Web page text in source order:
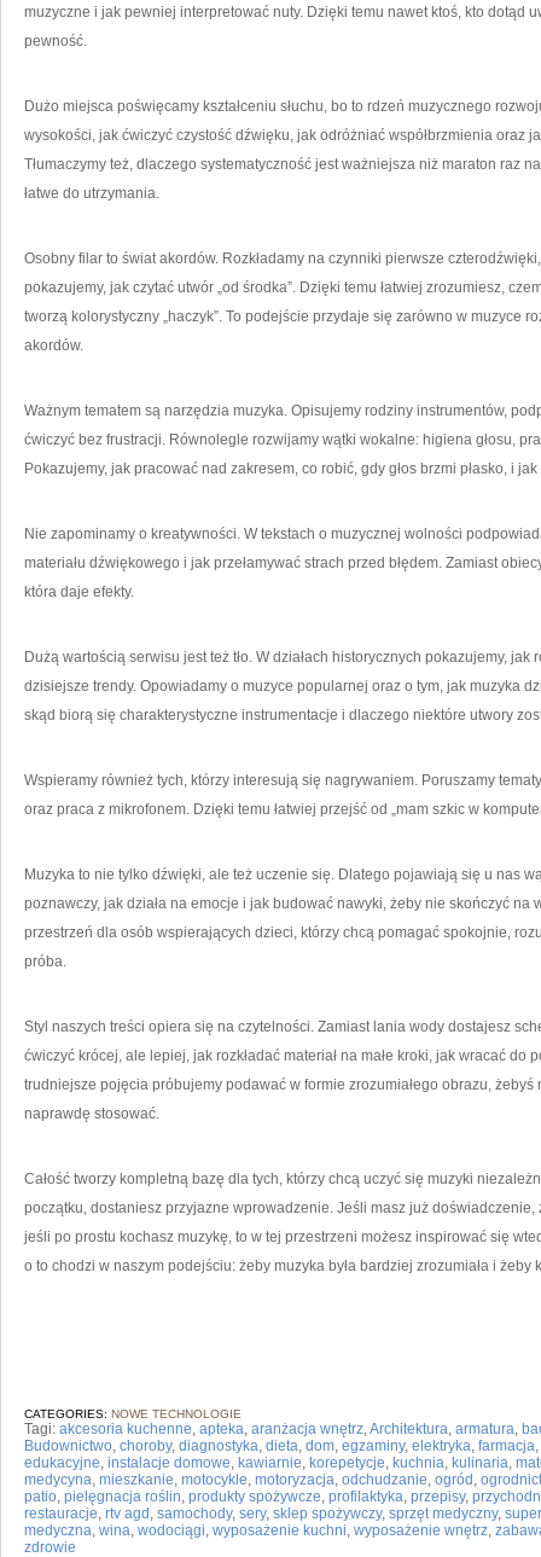
muzyczne i jak pewniej interpretować nuty. Dzięki temu nawet ktoś, kto dotąd
pewność.
Dużo miejsca poświęcamy kształceniu słuchu, bo to rdzeń muzycznego
wysokości, jak ćwiczyć czystość dźwięku, jak odróżniać współbrzmienia oraz
Tłumaczymy też, dlaczego systematyczność jest ważniejsza niż maraton raz
łatwe do utrzymania.
Osobny filar to świat akordów. Rozkładamy na czynniki pierwsze
pokazujemy, jak czytać utwór „od środka”. Dzięki temu łatwiej zrozumiesz,
tworzą kolorystyczny „haczyk”. To podejście przydaje się zarówno w muzyce
akordów.
Ważnym tematem są narzędzia muzyka. Opisujemy rodziny instrumentów,
ćwiczyć bez frustracji. Równolegle rozwijamy wątki wokalne: higiena głosu,
Pokazujemy, jak pracować nad zakresem, co robić, gdy głos brzmi płasko, i
Nie zapominamy o kreatywności. W tekstach o muzycznej wolności
materiału dźwiękowego i jak przełamywać strach przed błędem. Zamiast
która daje efekty.
Dużą wartością serwisu jest też tło. W działach historycznych pokazujemy,
dzisiejsze trendy. Opowiadamy o muzyce popularnej oraz o tym, jak muzyka
skąd biorą się charakterystyczne instrumentacje i dlaczego niektóre utwory
Wspieramy również tych, którzy interesują się nagrywaniem. Poruszamy
oraz praca z mikrofonem. Dzięki temu łatwiej przejść od „mam szkic w
Muzyka to nie tylko dźwięki, ale też uczenie się. Dlatego pojawiają się u nas
poznawczy, jak działa na emocje i jak budować nawyki, żeby nie skończyć na
przestrzeń dla osób wspierających dzieci, którzy chcą pomagać spokojnie,
próba.
Styl naszych treści opiera się na czytelności. Zamiast lania wody dostajesz
ćwiczyć krócej, ale lepiej, jak rozkładać materiał na małe kroki, jak wracać do
trudniejsze pojęcia próbujemy podawać w formie zrozumiałego obrazu, żebyś
naprawdę stosować.
Całość tworzy kompletną bazę dla tych, którzy chcą uczyć się muzyki
początku, dostaniesz przyjazne wprowadzenie. Jeśli masz już
jeśli po prostu kochasz muzykę, to w tej przestrzeni możesz inspirować się
o to chodzi w naszym podejściu: żeby muzyka była bardziej zrozumiała i żeby
CATEGORIES: NOWE TECHNOLOGIE
Tagi: akcesoria kuchenne, apteka, aranżacja wnętrz,Architektura, armatura,
Budownictwo, choroby, diagnostyka, dieta, dom, egzaminy, elektryka, farmacja,
edukacyjne, instalacje domowe, kawiarnie, korepetycje, kuchnia, kulinaria,
medycyna, mieszkanie, motocykle, motoryzacja, odchudzanie, ogród ,
patio, pielęgnacja roślin, produkty spożywcze, profilaktyka, przepisy,
restauracje, rtv agd , samochody, sery, sklep spożywczy, sprzęt medyczny,
medyczna, wina, wodociągi, wyposażenie kuchni, wyposażenie wnętrz,
zdrowie